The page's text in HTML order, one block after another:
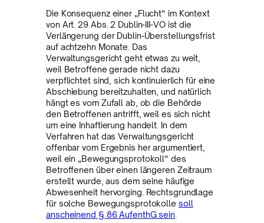
Die Konsequenz einer „Flucht“ im Kontext
von Art. 29 Abs. 2 Dublin-III-VO ist die
Verlängerung der Dublin-Überstellungsfrist
auf achtzehn Monate. Das
Verwaltungsgericht geht etwas zu weit,
weil Betroffene gerade nicht dazu
verpflichtet sind, sich kontinuierlich für eine
Abschiebung bereitzuhalten, und natürlich
hängt es vom Zufall ab, ob die Behörde
den Betroffenen antrifft, weil es sich nicht
um eine Inhaftierung handelt. In dem
Verfahren hat das Verwaltungsgericht
offenbar vom Ergebnis her argumentiert,
weil ein „Bewegungsprotokoll“ des
Betroffenen über einen längeren Zeitraum
erstellt wurde, aus dem seine häufige
Abwesenheit hervorging. Rechtsgrundlage
für solche Bewegungsprotokolle soll
anscheinend § 86 AufenthG sein